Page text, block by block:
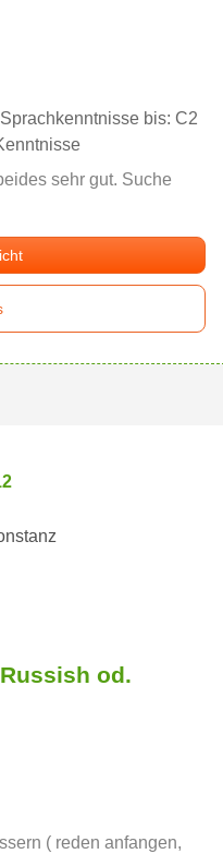
bis: C2
sehr gut. Suche
od.
( reden anfangen,